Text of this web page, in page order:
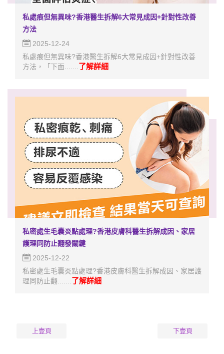
私處痕但無異味?香港醫生拆解6大常見成因+針對性改善
方法
2025-12-24
私處痕但無異味?香港醫生拆解6大常見成因+針對性改善
方法，「下面....... 了解詳細
私密處生毛囊炎點處理?香港皮膚科醫生拆解成因、家居
護理同防止翻發關鍵
2025-12-22
私密處生毛囊炎點處理?香港皮膚科醫生拆解成因、家居護
理同防止翻....... 了解詳細
上壹頁 下壹頁